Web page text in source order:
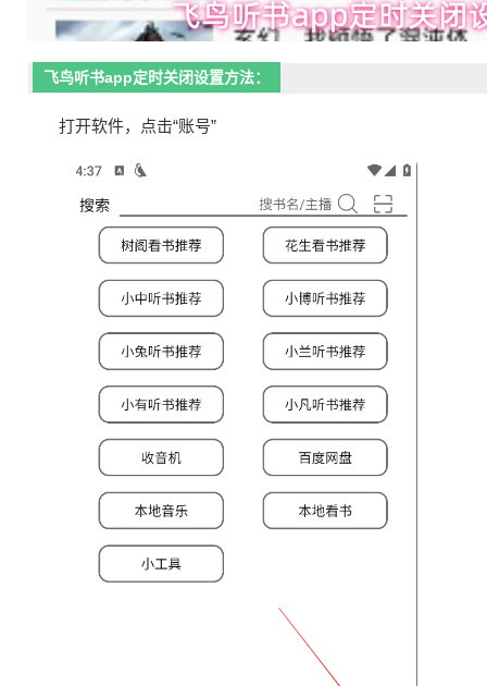
飞鸟听书app定时关闭设置方法：
打开软件，点击“账号”